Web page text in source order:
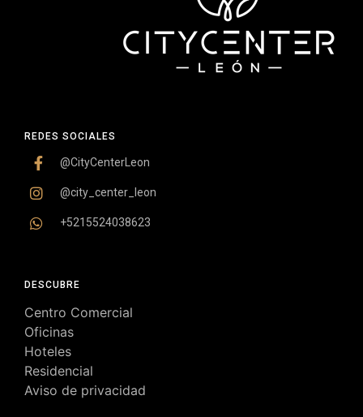
DESCUBRE
Centro Comercial
Oficinas
Hoteles
Residencial
Aviso de privacidad
REDES SOCIALES
@CityCenterLeon
@city_center_leon
+5215524038623